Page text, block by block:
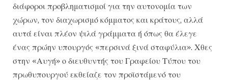
διάφοροι προβληματισμοί για την αυτονομία των
χώρων, τον διαχωρισμό κόμματος και κράτους, αλλά
αυτά είναι πλέον ψιλά γράμματα ή όπως θα έλεγε
ένας πρώην υπουργός «περσινά ξινά σταφύλια». Χθες
στην «Αυγή» ο διευθυντής του Γραφείου Τύπου του
πρωθυπουργού εκθείαζε τον προϊστάμενό του